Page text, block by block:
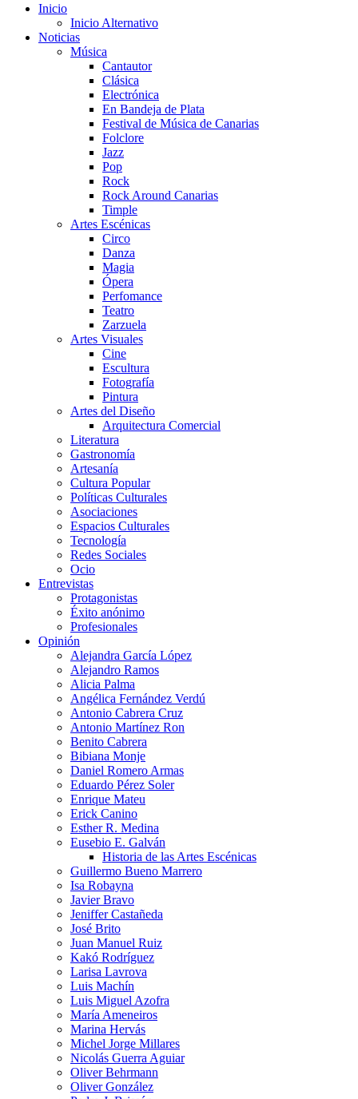
Inicio
Inicio Alternativo
Noticias
Música
Cantautor
Clásica
Electrónica
En Bandeja de Plata
Festival de Música de Canarias
Folclore
Jazz
Pop
Rock
Rock Around Canarias
Timple
Artes Escénicas
Circo
Danza
Magia
Ópera
Perfomance
Teatro
Zarzuela
Artes Visuales
Cine
Escultura
Fotografía
Pintura
Artes del Diseño
Arquitectura Comercial
Literatura
Gastronomía
Artesanía
Cultura Popular
Políticas Culturales
Asociaciones
Espacios Culturales
Tecnología
Redes Sociales
Ocio
Entrevistas
Protagonistas
Éxito anónimo
Profesionales
Opinión
Alejandra García López
Alejandro Ramos
Alicia Palma
Angélica Fernández Verdú
Antonio Cabrera Cruz
Antonio Martínez Ron
Benito Cabrera
Bibiana Monje
Daniel Romero Armas
Eduardo Pérez Soler
Enrique Mateu
Erick Canino
Esther R. Medina
Eusebio E. Galván
Historia de las Artes Escénicas
Guillermo Bueno Marrero
Isa Robayna
Javier Bravo
Jeniffer Castañeda
José Brito
Juan Manuel Ruiz
Kakó Rodríguez
Larisa Lavrova
Luis Machín
Luis Miguel Azofra
María Ameneiros
Marina Hervás
Michel Jorge Millares
Nicolás Guerra Aguiar
Oliver Behrmann
Oliver González